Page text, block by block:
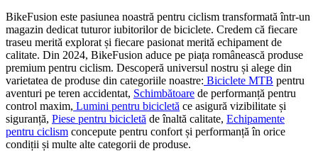
BikeFusion este pasiunea noastră pentru ciclism transformată într-un
magazin dedicat tuturor iubitorilor de biciclete. Credem că fiecare
traseu merită explorat și fiecare pasionat merită echipament de
calitate. Din 2024, BikeFusion aduce pe piața românească produse
premium pentru ciclism. Descoperă universul nostru și alege din
varietatea de produse din categoriile noastre: Biciclete MTB pentru
aventuri pe teren accidentat, Schimbătoare de performanță pentru
control maxim, Lumini pentru bicicletă ce asigură vizibilitate și
siguranță, Piese pentru bicicletă de înaltă calitate, Echipamente
pentru ciclism concepute pentru confort și performanță în orice
condiții și multe alte categorii de produse.